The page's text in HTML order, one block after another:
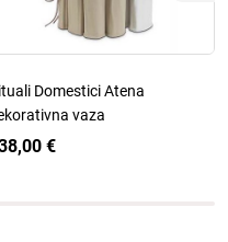
Domestici Atena
vaza
€